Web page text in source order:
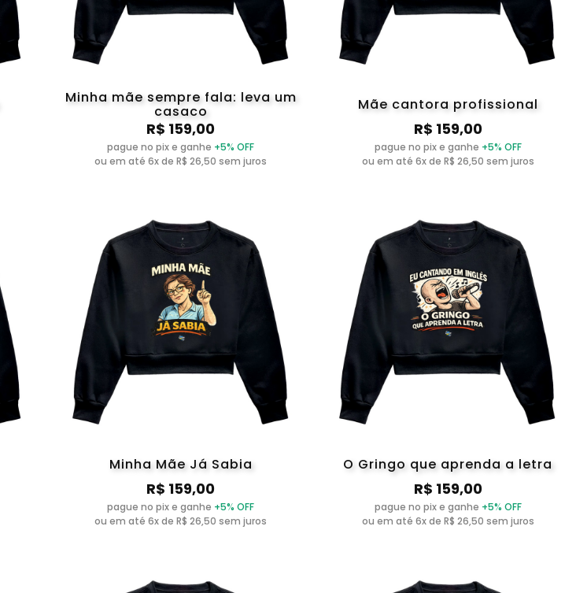
Minha mãe sempre fala: leva um
casaco
R$ 159,00
pague no pix e ganhe +5% OFF
ou em até 6x de R$ 26,50 sem juros
Mãe cantora profissional
R$ 159,00
pague no pix e ganhe +5% OFF
ou em até 6x de R$ 26,50 sem juros
Minha Mãe Já Sabia
R$ 159,00
pague no pix e ganhe +5% OFF
ou em até 6x de R$ 26,50 sem juros
O Gringo que aprenda a letra
R$ 159,00
pague no pix e ganhe +5% OFF
ou em até 6x de R$ 26,50 sem juros